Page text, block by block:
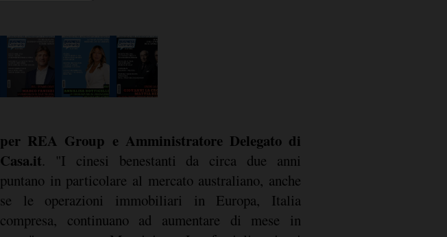
per REA Group e Amministratore Delegato di
Casa.it. "I cinesi benestanti da circa due anni
puntano in particolare al mercato australiano, anche
se le operazioni immobiliari in Europa, Italia
compresa, continuano ad aumentare di mese in